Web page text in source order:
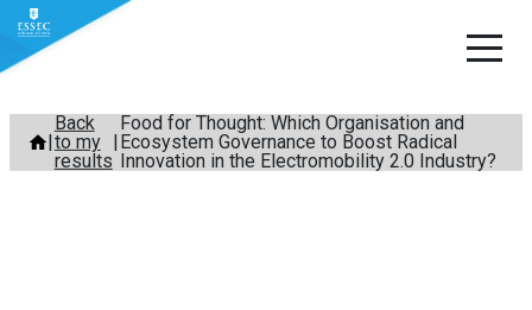
Skip
content
Back
to my
results
Food for Thought: Which Organisation and
Ecosystem Governance to Boost Radical
Innovation in the Electromobility 2.0 Industry?